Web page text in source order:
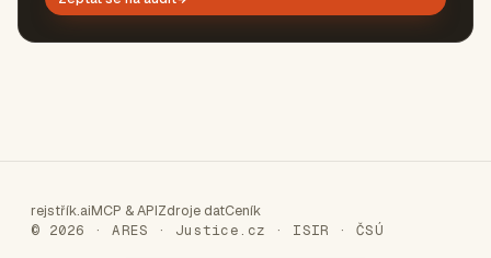
rejstřík.aiMCP & APIZdroje datCeník
© 2026 · ARES · Justice.cz · ISIR · ČSÚ